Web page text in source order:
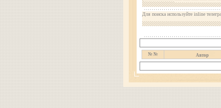
Для поиска используйте inline
№ № Автор